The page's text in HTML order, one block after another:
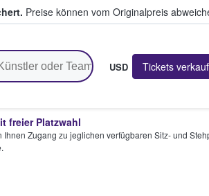
Preise können vom Originalpreis
USD Tickets
freier Platzwahl
Ihnen Zugang zu jeglichen verfügbaren Sitz- und